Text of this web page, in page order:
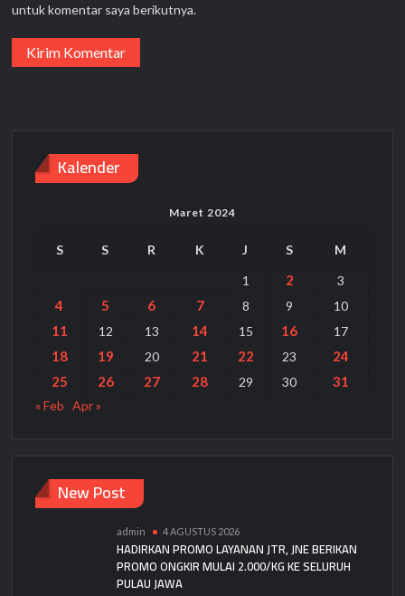
untuk komentar saya berikutnya.
Kalender
Maret 2024
S S R K J S
M
1
2 3
4 5 6 7 8 9 10
11 12 13 14 15 16 17
18 19 20 21 22 23
24
25
26 27 28 29 30 31
« Feb Apr »
New Post
admin 4 AGUSTUS 2026
HADIRKAN PROMO LAYANAN JTR, JNE BERIKAN
PROMO ONGKIR MULAI 2.000/KG KE SELURUH
PULAU JAWA